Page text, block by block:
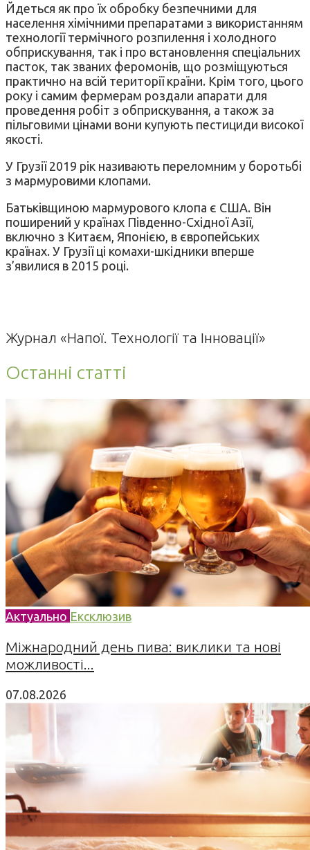
Йдеться як про їх обробку безпечними для
населення хімічними препаратами з використанням
технології термічного розпилення і холодного
обприскування, так і про встановлення спеціальних
пасток, так званих феромонів, що розміщуються
практично на всій території країни. Крім того, цього
року і самим фермерам роздали апарати для
проведення робіт з обприскування, а також за
пільговими цінами вони купують пестициди високої
якості.
У Грузії 2019 рік називають переломним у боротьбі
з мармуровими клопами.
Батьківщиною мармурового клопа є США. Він
поширений у країнах Південно-Східної Азії,
включно з Китаєм, Японією, в європейських
країнах. У Грузії ці комахи-шкідники вперше
з’явилися в 2015 році.
Журнал «Напої. Технології та Інновації»
Останні статті
Актуально Ексклюзив
Міжнародний день пива: виклики та нові
можливості...
07.08.2026